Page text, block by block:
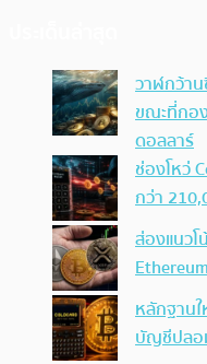
วาฬกว้า
ขณะที่กอ
ดอลลาร์
ช่องโหว่
กว่า
ส่องแนว
หลักฐาน
บัญชีปลอ